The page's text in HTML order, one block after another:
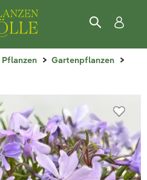
Pflanzen
Gartenpflanzen